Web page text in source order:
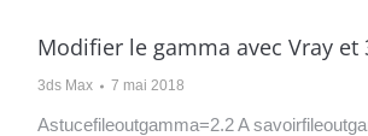
Modifier le gamma avec Vray et
3ds Max 7 mai 2018
Astucefileoutgamma=2.2 A